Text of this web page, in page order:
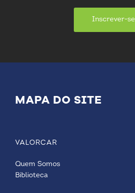
Inscrever-se
MAPA DO SITE
VALORCAR
Quem Somos
Biblioteca